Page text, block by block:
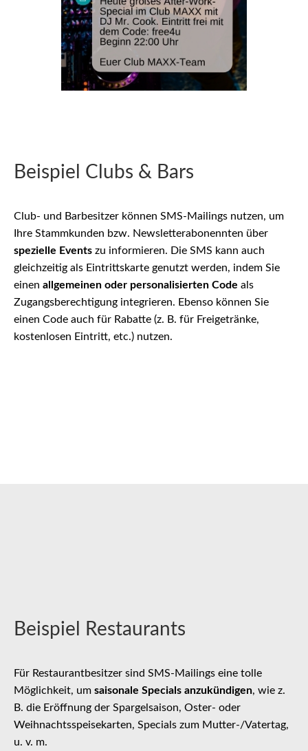
Beispiel Clubs & Bars
Club- und Barbesitzer können SMS-Mailings nutzen, um
Ihre Stammkunden bzw. Newsletterabonennten über
spezielle Events zu informieren. Die SMS kann auch
gleichzeitig als Eintrittskarte genutzt werden, indem Sie
einen allgemeinen oder personalisierten Code als
Zugangsberechtigung integrieren. Ebenso können Sie
einen Code auch für Rabatte (z. B. für Freigetränke,
kostenlosen Eintritt, etc.) nutzen.
Beispiel Restaurants
Für Restaurantbesitzer sind SMS-Mailings eine tolle
Möglichkeit, um saisonale Specials anzukündigen, wie z.
B. die Eröffnung der Spargelsaison, Oster- oder
Weihnachtsspeisekarten, Specials zum Mutter-/Vatertag,
u. v. m.